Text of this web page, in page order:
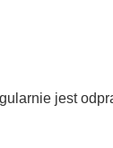
jest